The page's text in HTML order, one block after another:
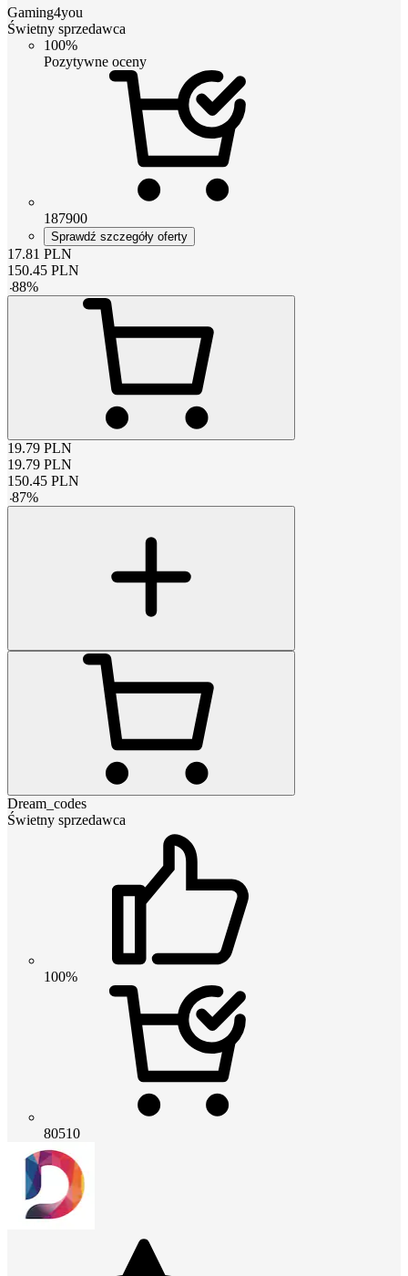
Gaming4you
Świetny sprzedawca
100%
Pozytywne oceny
187900
Sprawdź szczegóły oferty
17.81 PLN
150.45 PLN
-88%
19.79 PLN
19.79 PLN
150.45 PLN
-87%
Dream_codes
Świetny sprzedawca
100%
80510